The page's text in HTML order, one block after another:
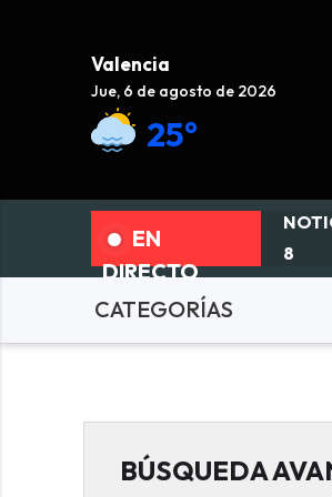
Valencia
Jue, 6 de agosto de 2026
25°
EN
DIRECTO
8
CATEGORÍASActualidad
BÚSQUEDA